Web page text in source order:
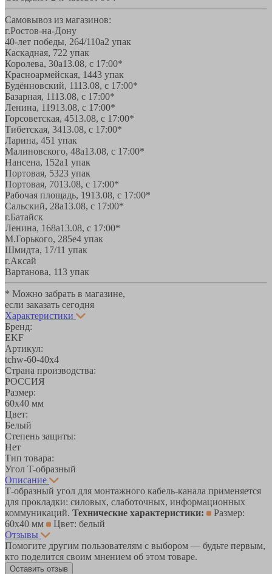
Самовывоз из магазинов:
г.Ростов-на-Дону
40-лет победы, 264/110а2 упак
Каскадная, 722 упак
Королева, 30а13.08, с 17:00*
Красноармейская, 1443 упак
Будённовский, 1113.08, с 17:00*
Базарная, 1113.08, с 17:00*
Ленина, 11913.08, с 17:00*
Горсоветская, 4513.08, с 17:00*
Тибетская, 3413.08, с 17:00*
Ларина, 451 упак
Малиновского, 48а13.08, с 17:00*
Нансена, 152а1 упак
Портовая, 5323 упак
Портовая, 7013.08, с 17:00*
Рабочая площадь, 1913.08, с 17:00*
Сальский, 28a13.08, с 17:00*
г.Батайск
Ленина, 168а13.08, с 17:00*
М.Горького, 285е4 упак
Шмидта, 17/11 упак
г.Аксай
Вартанова, 113 упак
* Можно забрать в магазине,
если заказать сегодня
Характеристики
Бренд:
EKF
Артикул:
tchw-60-40x4
Страна производства:
РОССИЯ
Размер:
60х40 мм
Цвет:
Белый
Степень защиты:
Нет
Тип товара:
Угол T-образный
Описание
Т-образный угол для монтажного кабель-канала применяется
для прокладки: силовых, слаботочных, информационных
коммуникаций. Технические характеристики:
Размер:
60х40 мм
Цвет: белый
Отзывы
Помогите другим пользователям с выбором — будьте первым,
кто поделится своим мнением об этом товаре.
Оставить отзыв